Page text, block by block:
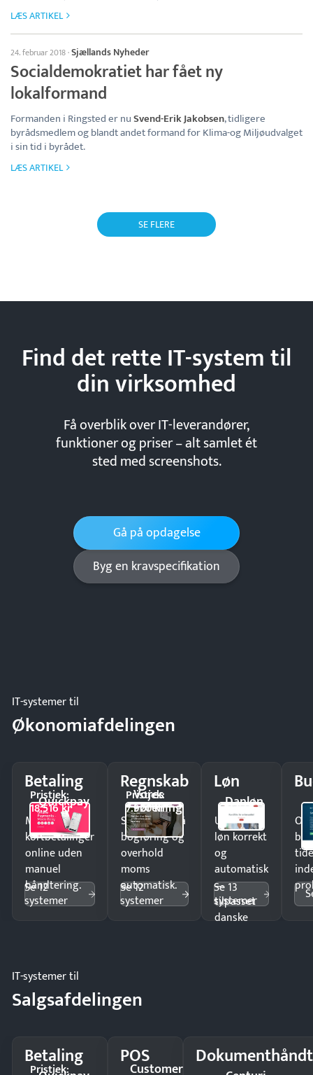
LÆS ARTIKEL
24. februar 2018·Sjællands Nyheder
Socialdemokratiet har fået ny
lokalformand
Formanden i Ringsted er nuSvend-Erik Jakobsen, tidligere
byrådsmedlem og blandt andet formand for Klima-og Miljøudvalget
i sin tid i byrådet.
LÆS ARTIKEL
SE FLERE
Find det rette IT-system til
dinvirksomhed
Få overblik over IT-leverandører,
funktioner og priser – alt samlet ét
sted med screenshots.
Gå på opdagelse
Byg en kravspecifikation
IT-systemer til
Økonomiafdelingen
Betaling
Quickpay
Pristjek:
18.516 kr
Modtag
kortbetalinger
online uden
manuel
håndtering.
Se 12
systemer
Regnskab
Vores
Forening
Pristjek:
7.920 kr
Spar timer på
bogføring og
overhold
moms
automatisk.
Se 12
systemer
Løn
Danløn
Udbetal
løn korrekt
og
automatisk
—
tilpasset
danske
Se 13
systemer
IT-systemer til
Salgsafdelingen
Betaling
Pristjek: POS
Customer